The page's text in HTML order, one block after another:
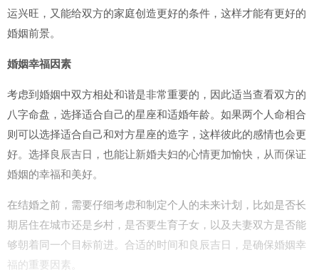
运兴旺，又能给双方的家庭创造更好的条件，这样才能有更好的
婚姻前景。
婚姻幸福因素
考虑到婚姻中双方相处和谐是非常重要的，因此适当查看双方的
八字命盘，选择适合自己的星座和适婚年龄。如果两个人命相合
则可以选择适合自己和对方星座的造字，这样彼此的感情也会更
好。选择良辰吉日，也能让新婚夫妇的心情更加愉快，从而保证
婚姻的幸福和美好。
在结婚之前，需要仔细考虑和制定个人的未来计划，比如是否长
期居住在城市还是乡村，是否要生育子女，以及夫妻双方是否能
够朝着同一个目标前进。合适的时间和良辰吉日，是确保婚姻幸
福的重要因素。